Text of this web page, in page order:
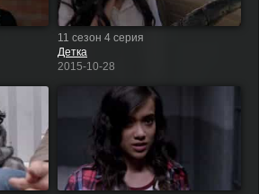
11 сезон 4 серия
Детка
2015-10-28